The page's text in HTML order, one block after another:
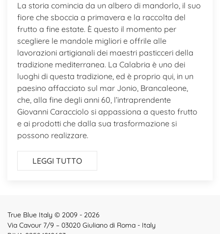
La storia comincia da un albero di mandorlo, il suo
fiore che sboccia a primavera e la raccolta del
frutto a fine estate. È questo il momento per
scegliere le mandole migliori e offrile alle
lavorazioni artigianali dei maestri pasticceri della
tradizione mediterranea. La Calabria è uno dei
luoghi di questa tradizione, ed è proprio qui, in un
paesino affacciato sul mar Jonio, Brancaleone,
che, alla fine degli anni 60, l’intraprendente
Giovanni Caracciolo si appassiona a questo frutto
e ai prodotti che dalla sua trasformazione si
possono realizzare.
LEGGI TUTTO
True Blue Italy © 2009 - 2026
Via Cavour 7/9 – 03020 Giuliano di Roma - Italy